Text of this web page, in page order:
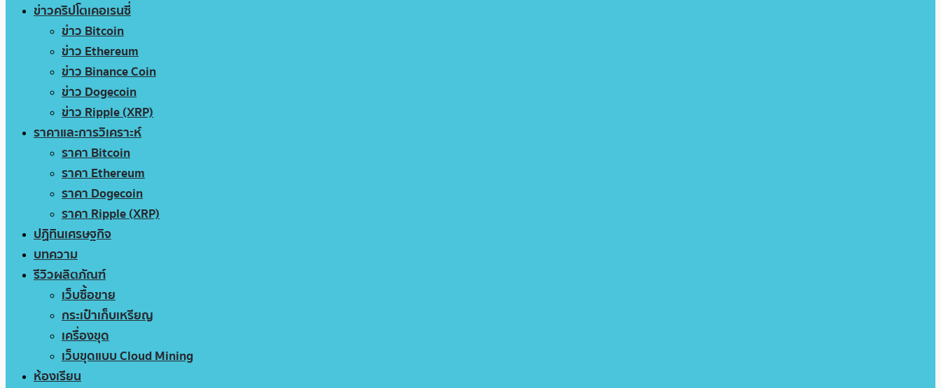
ข่าวคริปโตเคอเรนซี่
ข่าว Bitcoin
ข่าว Ethereum
ข่าว Binance Coin
ข่าว Dogecoin
ข่าว Ripple (XRP)
ราคาและการวิเคราะห์
ราคา Bitcoin
ราคา Ethereum
ราคา Dogecoin
ราคา Ripple (XRP)
ปฏิทินเศรษฐกิจ
บทความ
รีวิวผลิตภัณฑ์
เว็บซื้อขาย
กระเป๋าเก็บเหรียญ
เครื่องขุด
เว็บขุดแบบ Cloud Mining
ห้องเรียน